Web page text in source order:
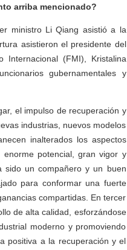
arriba mencionado?
ministro Li Qiang asistió a la
asistieron el presidente del
Internacional (FMI), Kristalina
gubernamentales y
el impulso de recuperación y
industrias, nuevos modelos
inalterados los aspectos
potencial, gran vigor y
sido un compañero y un buen
para conformar una fuerte
compartidas. En tercer
de alta calidad, esforzándose
moderno y promoviendo
positiva a la recuperación y el